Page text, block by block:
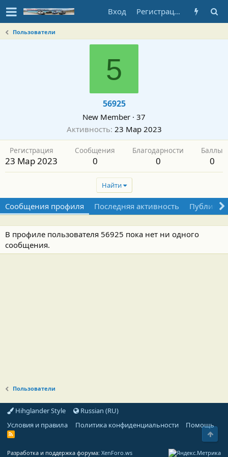
Вход Регистрация
Пользователи
5
56925
New Member · 37
Активность 23 Мар 2023
Регистрация
23 Мар 2023
Сообщения
0
Благодарности
0
Баллы
0
Найти
Сообщения профиля Последняя активность
В профиле пользователя 56925 пока нет ни одного
сообщения.
Пользователи
Hihglander Style
Russian (RU)
Условия и правила
Политика конфиденциальности Помощь
R
Разработка и поддержка форума: XenForo.ws